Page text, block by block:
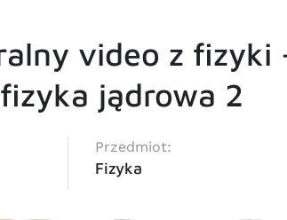
video z
jądrowa 2
Przedmiot:
Fizyka